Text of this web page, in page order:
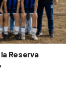
Reserva